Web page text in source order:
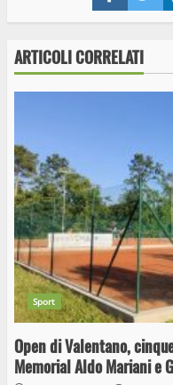
ARTICOLI CORRELATI
Sport
Open di Valentano,
Memorial Aldo Mariani e